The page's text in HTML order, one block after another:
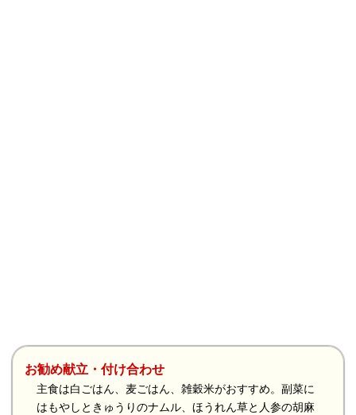
お勧め献立・付け合わせ
主食は白ごはん、麦ごはん、雑穀米がおすすめ。副菜に
はもやしときゅうりのナムル、ほうれん草と人参の胡麻